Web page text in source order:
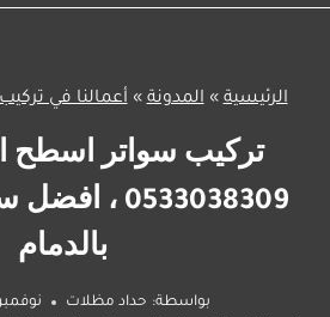
الرئيسية»المدونة»أعمالنا في
تركيب سواتر اسطح
0533038309
بالدمام
بواسطة: حداد مظلات
نوفمبر 21, 2025